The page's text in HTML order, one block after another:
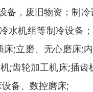
备，废旧物资；制
水机组等制冷设备
;立磨、无心磨床;
;齿轮加工机床;插
备、数控磨床;